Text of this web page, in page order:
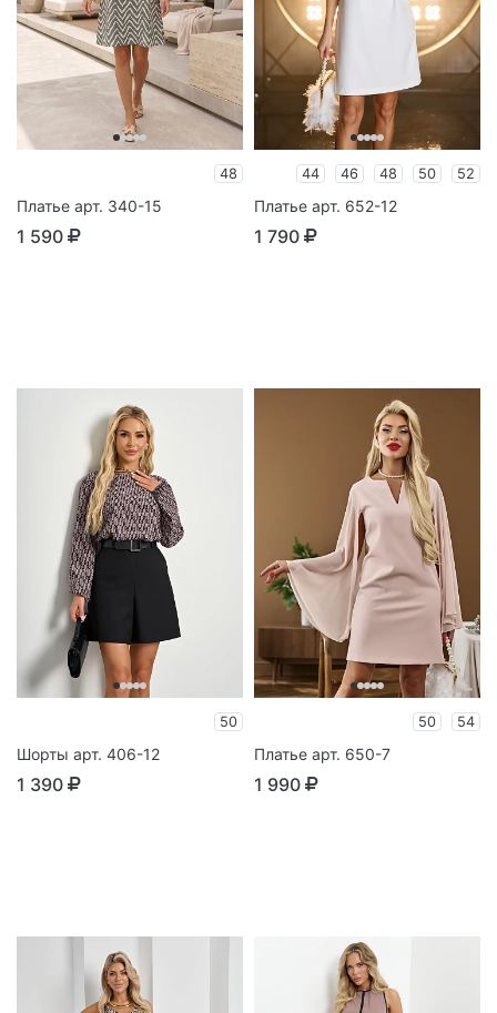
48
Платье арт. 340-15
1 590
44 46 48 50 52
Платье арт. 652-12
1 790
50
Шорты арт. 406-12
1 390
50 54
Платье арт. 650-7
1 990